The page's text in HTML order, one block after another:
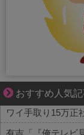
おすすめ人気
ゾッとして、ほろ